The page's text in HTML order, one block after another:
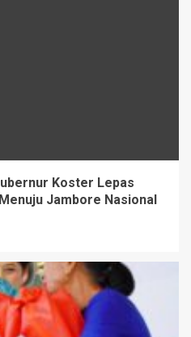
Koster Lepas
Jambore Nasional